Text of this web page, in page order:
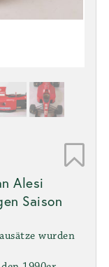
Alesi
Saison
wurden